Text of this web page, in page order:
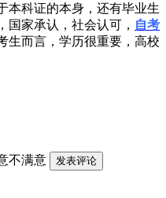
本科证的本身，还有毕业生
国家承认，社会认可， 自考
生而言，学历很重要，高校
不满意